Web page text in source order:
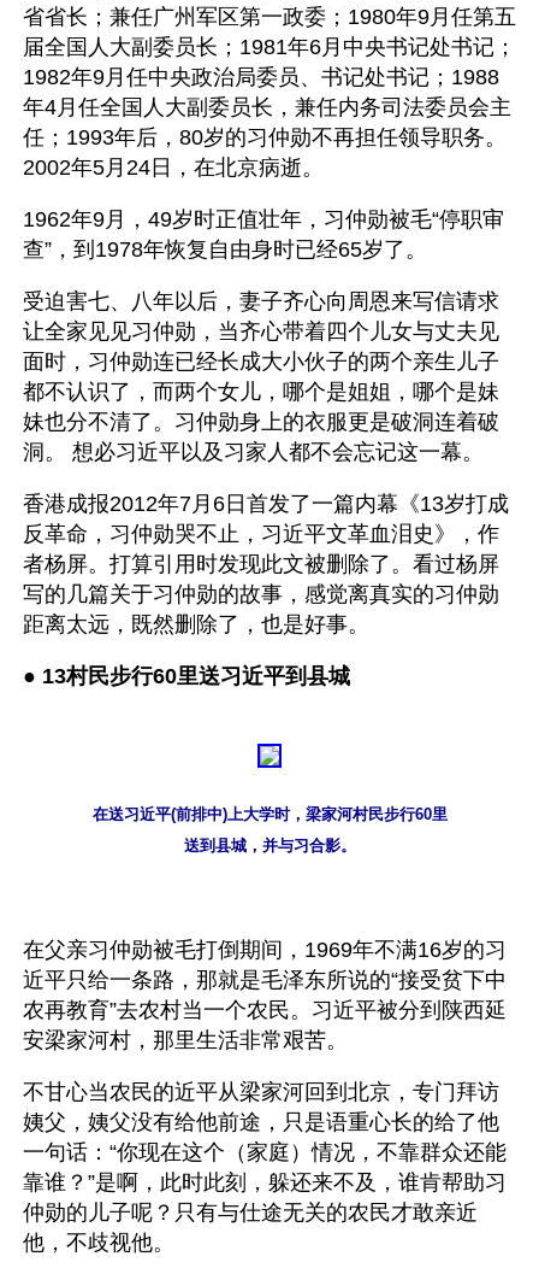
省省长；兼任广州军区第一政委；1980年9月任第五
届全国人大副委员长；1981年6月中央书记处书记；
1982年9月任中央政治局委员、书记处书记；1988
年4月任全国人大副委员长，兼任内务司法委员会主
任；1993年后，80岁的习仲勋不再担任领导职务。
2002年5月24日，在北京病逝。
1962年9月，49岁时正值壮年，习仲勋被毛“停职审
查”，到1978年恢复自由身时已经65岁了。
受迫害七、八年以后，妻子齐心向周恩来写信请求
让全家见见习仲勋，当齐心带着四个儿女与丈夫见
面时，习仲勋连已经长成大小伙子的两个亲生儿子
都不认识了，而两个女儿，哪个是姐姐，哪个是妹
妹也分不清了。习仲勋身上的衣服更是破洞连着破
洞。 想必习近平以及习家人都不会忘记这一幕。
香港成报2012年7月6日首发了一篇内幕《13岁打成
反革命，习仲勋哭不止，习近平文革血泪史》，作
者杨屏。打算引用时发现此文被删除了。看过杨屏
写的几篇关于习仲勋的故事，感觉离真实的习仲勋
距离太远，既然删除了，也是好事。
● 13村民步行60里送习近平到县城
在送习近平(前排中)上大学时，梁家河村民步行60里
送到县城，并与习合影。
在父亲习仲勋被毛打倒期间，1969年不满16岁的习
近平只给一条路，那就是毛泽东所说的“接受贫下中
农再教育”去农村当一个农民。习近平被分到陕西延
安梁家河村，那里生活非常艰苦。
不甘心当农民的近平从梁家河回到北京，专门拜访
姨父，姨父没有给他前途，只是语重心长的给了他
一句话：“你现在这个（家庭）情况，不靠群众还能
靠谁？”是啊，此时此刻，躲还来不及，谁肯帮助习
仲勋的儿子呢？只有与仕途无关的农民才敢亲近
他，不歧视他。